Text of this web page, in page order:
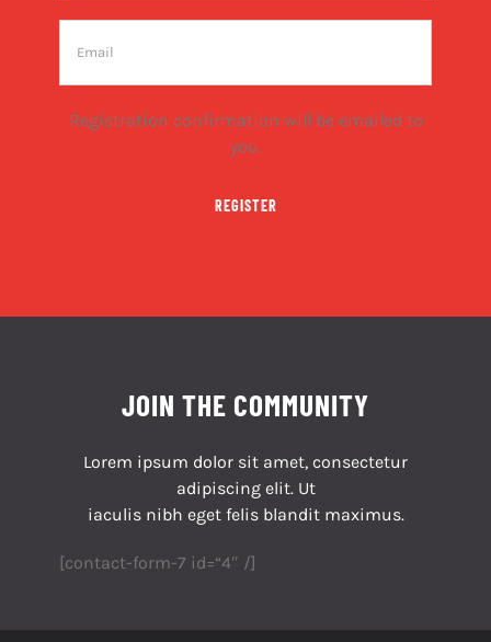
Registration confirmation will be emailed to
you.
REGISTER
JOIN THE COMMUNITY
Lorem ipsum dolor sit amet, consectetur
adipiscing elit. Ut
iaculis nibh eget felis blandit maximus.
[contact-form-7 id=“4″ /]